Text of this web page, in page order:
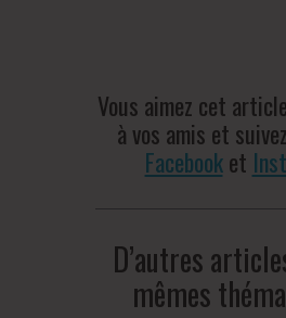
Vous aimez cet
à vos amis et
Facebooket
D’autres
mêmes